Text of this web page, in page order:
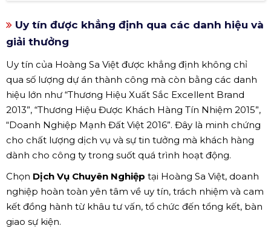
Uy tín được khẳng định qua các danh hiệu và
giải thưởng
Uy tín của Hoàng Sa Việt được khẳng định không chỉ
qua số lượng dự án thành công mà còn bằng các danh
hiệu lớn như “Thương Hiệu Xuất Sắc Excellent Brand
2013”, “Thương Hiệu Được Khách Hàng Tín Nhiệm 2015”,
“Doanh Nghiệp Mạnh Đất Việt 2016”. Đây là minh chứng
cho chất lượng dịch vụ và sự tin tưởng mà khách hàng
dành cho công ty trong suốt quá trình hoạt động.
Chọn Dịch Vụ Chuyên Nghiệp tại Hoàng Sa Việt, doanh
nghiệp hoàn toàn yên tâm về uy tín, trách nhiệm và cam
kết đồng hành từ khâu tư vấn, tổ chức đến tổng kết, bàn
giao sự kiện.